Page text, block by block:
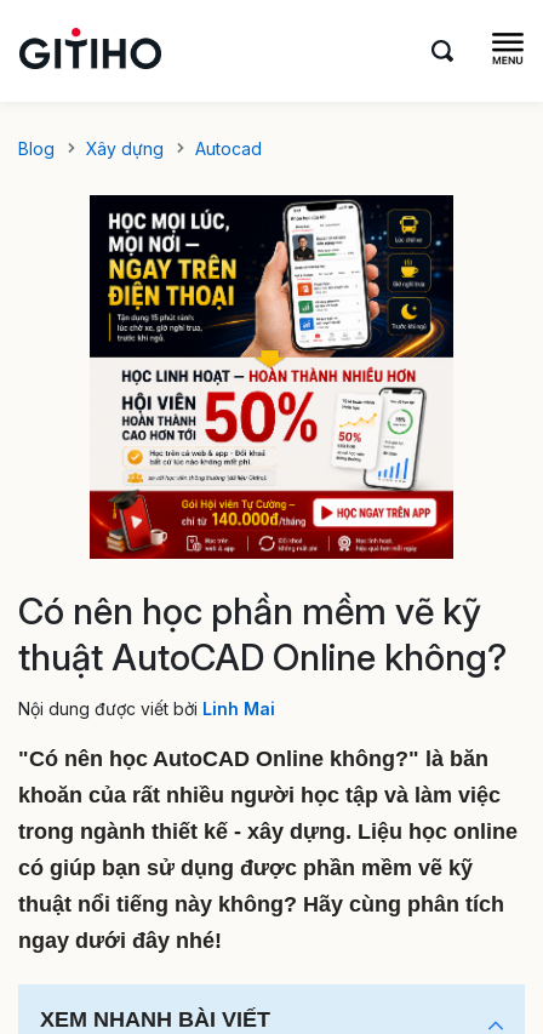
Blog Xây dựng Autocad
Có nên học phần mềm vẽ kỹ
thuật AutoCAD Online không?
Nội dung được viết bởi Linh Mai
"Có nên học AutoCAD Online không?" là băn
khoăn của rất nhiều người học tập và làm việc
trong ngành thiết kế - xây dựng. Liệu học online
có giúp bạn sử dụng được phần mềm vẽ kỹ
thuật nổi tiếng này không? Hãy cùng phân tích
ngay dưới đây nhé!
XEM NHANH BÀI VIẾT